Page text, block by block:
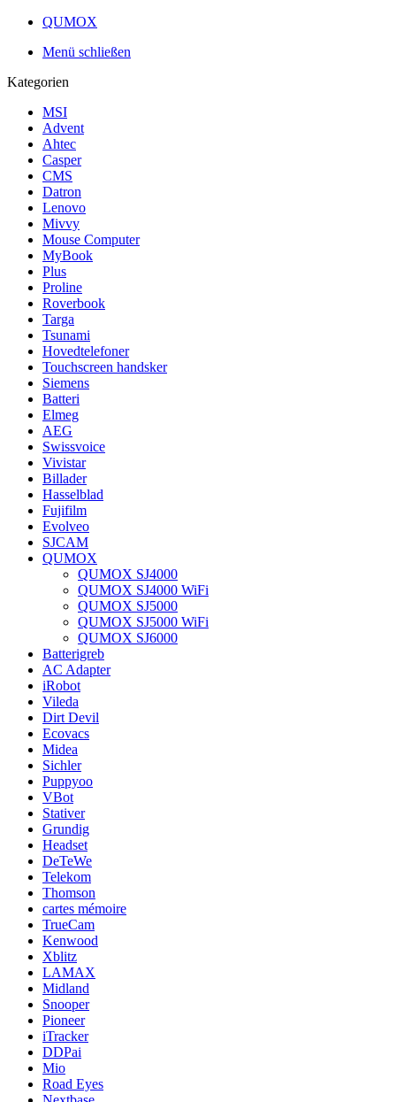
QUMOX
Menü schließen
Kategorien
MSI
Advent
Ahtec
Casper
CMS
Datron
Lenovo
Mivvy
Mouse Computer
MyBook
Plus
Proline
Roverbook
Targa
Tsunami
Hovedtelefoner
Touchscreen handsker
Siemens
Batteri
Elmeg
AEG
Swissvoice
Vivistar
Billader
Hasselblad
Fujifilm
Evolveo
SJCAM
QUMOX
QUMOX SJ4000
QUMOX SJ4000 WiFi
QUMOX SJ5000
QUMOX SJ5000 WiFi
QUMOX SJ6000
Batterigreb
AC Adapter
iRobot
Vileda
Dirt Devil
Ecovacs
Midea
Sichler
Puppyoo
VBot
Stativer
Grundig
Headset
DeTeWe
Telekom
Thomson
cartes mémoire
TrueCam
Kenwood
Xblitz
LAMAX
Midland
Snooper
Pioneer
iTracker
DDPai
Mio
Road Eyes